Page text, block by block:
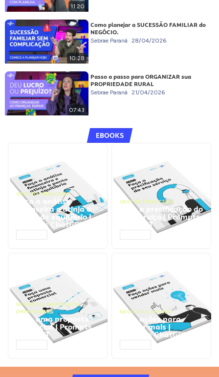
11:20
10:28
Como planejar a SUCESSÃO FAMILIAR do
NEGÓCIO.
Sebrae Paraná 28/04/2026
07:43
Passo a passo para ORGANIZAR sua
PROPRIEDADE RURAL
Sebrae Paraná 21/04/2026
EBOOKS
GESTÃO FINANCEIRA
Faça a análise
financeira e atinja o
ponto de equilíbrio |
Prompts ChatGPT
GESTÃO FINANCEIRA
Faça a precificação do
seu serviço | Prompts
ChatGPT
NEGÓCIOS, PROCESSOS
EMPRESARIAIS
Faça uma proposta
comercial | Prompts
ChatGPT
NEGÓCIOS, VENDAS
Faça ações para
vender mais |
Prompts ChatGPT